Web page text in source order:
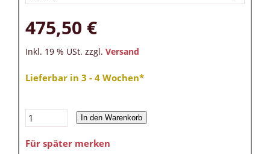
475,50 €
Inkl. 19 % USt. zzgl. Versand
Lieferbar in 3 - 4 Wochen*
In den Warenkorb
Für später merken